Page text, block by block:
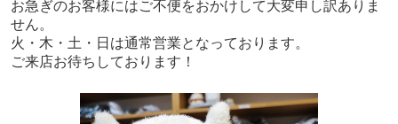
お急ぎのお客様にはご不便をおかけして大変申し訳ありま
せん。
火・木・土・日は通常営業となっております。
ご来店お待ちしております！